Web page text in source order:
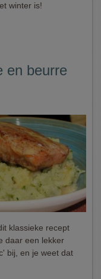
winter is!
en beurre
klassieke recept
daar een lekker
bij, en je weet dat